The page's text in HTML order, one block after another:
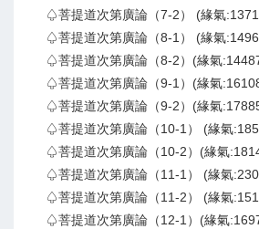
♤菩提道次第廣論（7-2） (緣氣
♤菩提道次第廣論（8-1） (緣氣
♤菩提道次第廣論（8-2）(緣氣
♤菩提道次第廣論（9-1）(緣氣
♤菩提道次第廣論（9-2）(緣氣
♤菩提道次第廣論（10-1） (緣氣
♤菩提道次第廣論（10-2）(緣氣
♤菩提道次第廣論（11-1） (緣氣
♤菩提道次第廣論（11-2） (緣氣
♤菩提道次第廣論（12-1）(緣氣